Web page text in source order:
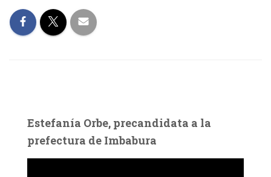
Estefanía Orbe, precandidata a la
prefectura de Imbabura